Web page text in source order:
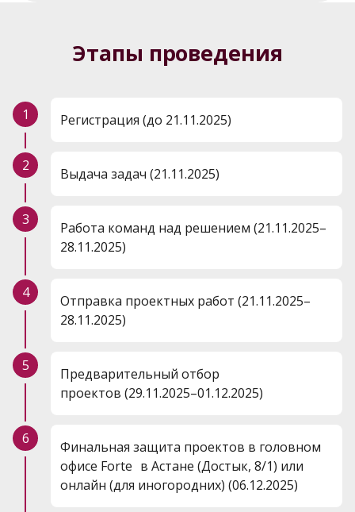
Этапы проведения
1 Регистрация (до 21.11.2025)
2 Выдача задач (21.11.2025)
3
Работа команд над решением (21.11.2025–
28.11.2025)
4
Отправка проектных работ (21.11.2025–
28.11.2025)
5
Предварительный отбор
проектов (29.11.2025–01.12.2025)
6
Финальная защита проектов в головном
офисе Forte в Астане (Достык, 8/1) или
онлайн (для иногородних) (06.12.2025)